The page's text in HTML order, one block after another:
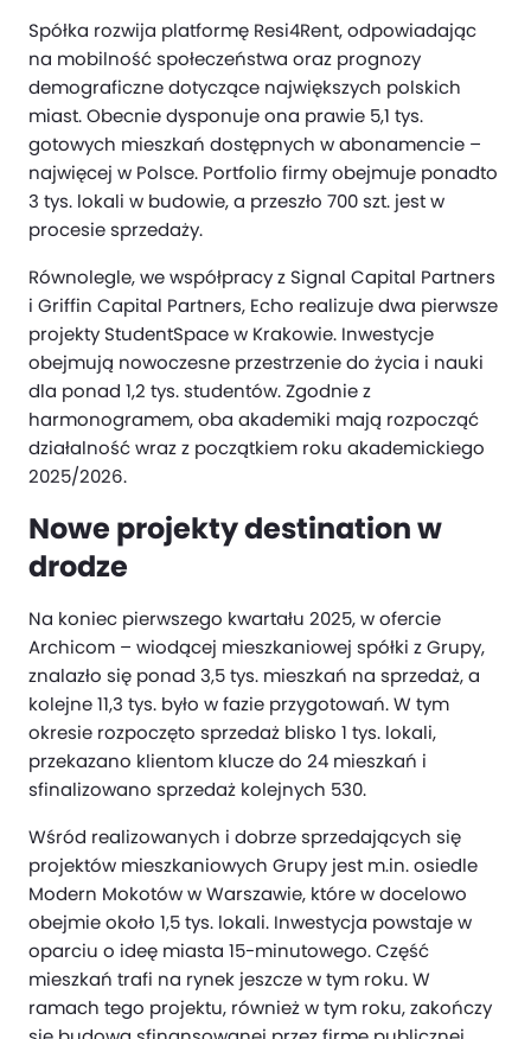
Spółka rozwija platformę Resi4Rent, odpowiadając
na mobilność społeczeństwa oraz prognozy
demograficzne dotyczące największych polskich
miast. Obecnie dysponuje ona prawie 5,1 tys.
gotowych mieszkań dostępnych w abonamencie –
najwięcej w Polsce. Portfolio firmy obejmuje ponadto
3 tys. lokali w budowie, a przeszło 700 szt. jest w
procesie sprzedaży.
Równolegle, we współpracy z Signal Capital Partners
i Griffin Capital Partners, Echo realizuje dwa pierwsze
projekty StudentSpace w Krakowie. Inwestycje
obejmują nowoczesne przestrzenie do życia i nauki
dla ponad 1,2 tys. studentów. Zgodnie z
harmonogramem, oba akademiki mają rozpocząć
działalność wraz z początkiem roku akademickiego
2025/2026.
Nowe projekty destination w
drodze
Na koniec pierwszego kwartału 2025, w ofercie
Archicom – wiodącej mieszkaniowej spółki z Grupy,
znalazło się ponad 3,5 tys. mieszkań na sprzedaż, a
kolejne 11,3 tys. było w fazie przygotowań. W tym
okresie rozpoczęto sprzedaż blisko 1 tys. lokali,
przekazano klientom klucze do 24 mieszkań i
sfinalizowano sprzedaż kolejnych 530.
Wśród realizowanych i dobrze sprzedających się
projektów mieszkaniowych Grupy jest m.in. osiedle
Modern Mokotów w Warszawie, które w docelowo
obejmie około 1,5 tys. lokali. Inwestycja powstaje w
oparciu o ideę miasta 15-minutowego. Część
mieszkań trafi na rynek jeszcze w tym roku. W
ramach tego projektu, również w tym roku, zakończy